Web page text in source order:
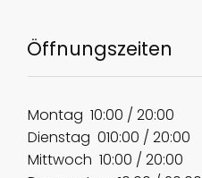
​Öffnungszeiten
​Montag ​10:00 / 20:00
​Dienstag ​0​10:00 / 20:00
​Mittwoch ​​10:00 / 20:00